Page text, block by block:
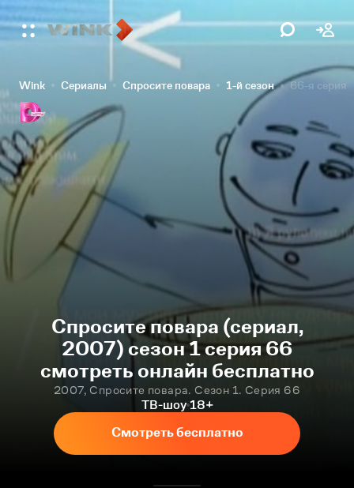
Wink Сериалы Спросите повара 1-й сезон 66-я серия
Спросите повара (сериал,
2007) сезон 1 серия 66
смотреть онлайн бесплатно
2007, Спросите повара. Сезон 1. Серия 66
ТВ-шоу 18+
Смотреть бесплатно